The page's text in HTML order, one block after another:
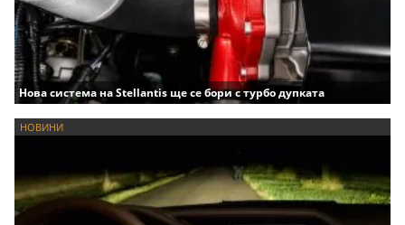
Нова система на Stellantis ще се бори с турбо дупката
НОВИНИ